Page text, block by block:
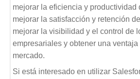
mejorar la eficiencia y productividad
mejorar la satisfacción y retención
mejorar la visibilidad y el control de
empresariales y obtener una ventaja
mercado.
Si está interesado en utilizar